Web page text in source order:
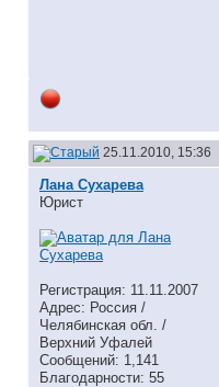
25.11.2010, 15:36
Лана Сухарева
Юрист
Регистрация: 11.11.2007
Адрес: Россия /
Челябинская обл. /
Верхний Уфалей
Сообщений: 1,141
Благодарности: 55